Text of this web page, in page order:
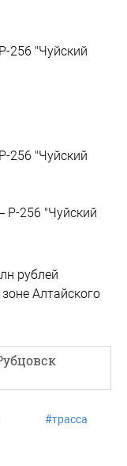
256 "Чуйский
256 "Чуйский
Р-256 "Чуйский
рублей
Алтайского
#трасса